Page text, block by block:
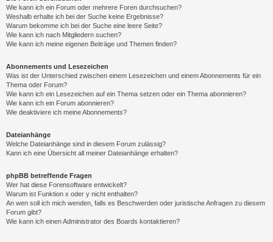
Wie kann ich ein Forum oder mehrere Foren durchsuchen?
Weshalb erhalte ich bei der Suche keine Ergebnisse?
Warum bekomme ich bei der Suche eine leere Seite?
Wie kann ich nach Mitgliedern suchen?
Wie kann ich meine eigenen Beiträge und Themen finden?
Abonnements und Lesezeichen
Was ist der Unterschied zwischen einem Lesezeichen und einem Abonnements für ein
Thema oder Forum?
Wie kann ich ein Lesezeichen auf ein Thema setzen oder ein Thema abonnieren?
Wie kann ich ein Forum abonnieren?
Wie deaktiviere ich meine Abonnements?
Dateianhänge
Welche Dateianhänge sind in diesem Forum zulässig?
Kann ich eine Übersicht all meiner Dateianhänge erhalten?
phpBB betreffende Fragen
Wer hat diese Forensoftware entwickelt?
Warum ist Funktion x oder y nicht enthalten?
An wen soll ich mich wenden, falls es Beschwerden oder juristische Anfragen zu diesem
Forum gibt?
Wie kann ich einen Administrator des Boards kontaktieren?